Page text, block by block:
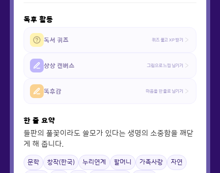
독후 활동
독서 퀴즈 퀴즈 풀고 XP 받기
상상 캔버스 그림으로 느낌 남기기
똑후감 마음을 한 줄로 남기기
한 줄 요약
들판의 풀꽃이라도 쓸모가 있다는 생명의 소중함을 깨닫
게 해 줍니다.
문학 창작(한국) 누리연계 할머니 가족사랑 자연